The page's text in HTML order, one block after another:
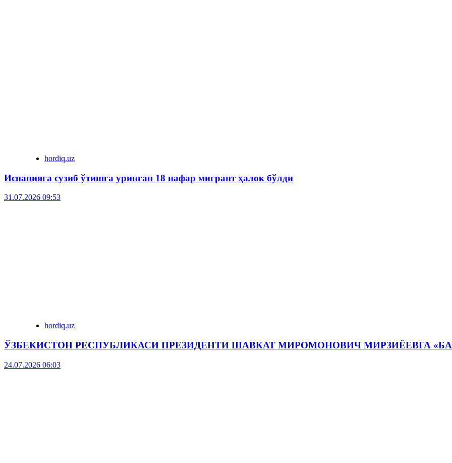
hordiq.uz
Испанияга сузиб ўтишга уринган 18 нафар мигрант ҳалок бўлди
31.07.2026 09:53
hordiq.uz
ЎЗБЕКИСТОН РЕСПУБЛИКАСИ ПРЕЗИДЕНТИ ШАВКАТ МИРОМОНОВИЧ МИРЗИЁЕВГА
24.07.2026 06:03